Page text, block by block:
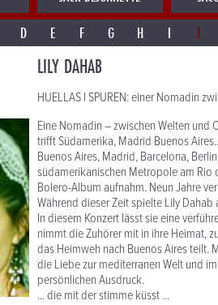
D E F G H I J
LILY DAHAB
HUELLAS l SPUREN: einer Nomadin
Eine Nomadin – zwischen Welten und
trifft Südamerika, Madrid Buenos Aires..
Buenos Aires, Madrid, Barcelona,
südamerikanischen Metropole am Rio
Bolero-Album aufnahm. Neun Jahre
Während dieser Zeit spielte Lily Dahab
In diesem Konzert lässt sie eine
nimmt die Zuhörer mit in ihre Heimat,
das Heimweh nach Buenos Aires teilt.
die Liebe zur mediterranen Welt und
persönlichen Ausdruck.
... die mit der stimme küsst ...